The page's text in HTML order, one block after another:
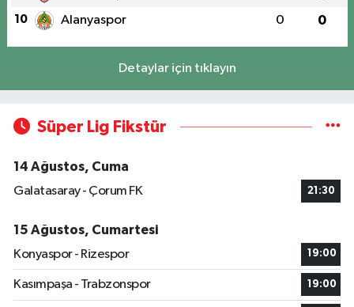
10 Alanyaspor 0 0
Detaylar için tıklayın
Süper Lig Fikstür
14 Ağustos, Cuma
Galatasaray - Çorum FK
21:30
15 Ağustos, Cumartesi
Konyaspor - Rizespor
19:00
Kasımpaşa - Trabzonspor 19:00